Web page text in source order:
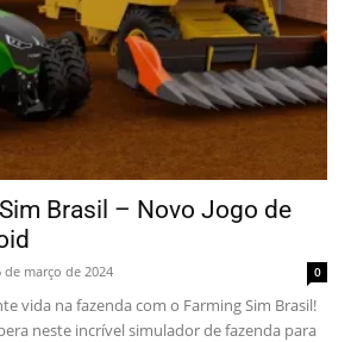
Brasil – Novo Jogo de
de março de 2024 0
vida na fazenda com o Farming Sim Brasil!
neste incrível simulador de fazenda para